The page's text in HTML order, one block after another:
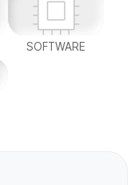
SOFTWARE